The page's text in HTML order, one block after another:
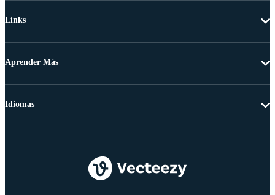
Links
Aprender Más
Idiomas